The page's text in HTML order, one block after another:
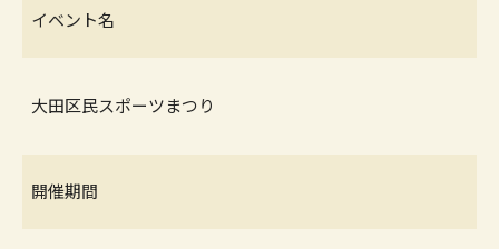
イベント名
大田区民スポーツまつり
開催期間